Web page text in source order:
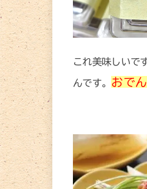
これ美味しいで
んです。 おで